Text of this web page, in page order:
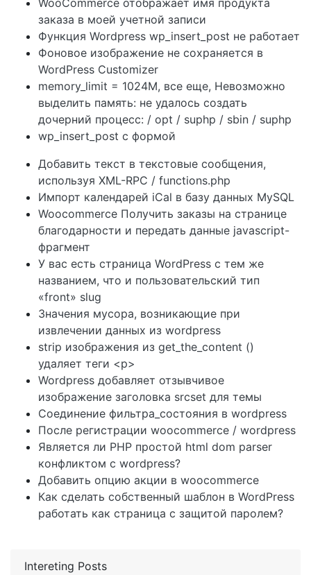
Intereting Posts
WooCommerce отображает имя продукта
заказа в моей учетной записи
Функция Wordpress wp_insert_post не работает
Фоновое изображение не сохраняется в
WordPress Customizer
memory_limit = 1024M, все еще, Невозможно
выделить память: не удалось создать
дочерний процесс: / opt / suphp / sbin / suphp
wp_insert_post с формой
Добавить текст в текстовые сообщения,
используя XML-RPC / functions.php
Импорт календарей iCal в базу данных MySQL
Woocommerce Получить заказы на странице
благодарности и передать данные javascript-
фрагмент
У вас есть страница WordPress с тем же
названием, что и пользовательский тип
«front» slug
Значения мусора, возникающие при
извлечении данных из wordpress
strip изображения из get_the_content ()
удаляет теги <p>
Wordpress добавляет отзывчивое
изображение заголовка srcset для темы
Соединение фильтра_состояния в wordpress
После регистрации woocommerce / wordpress
Является ли PHP простой html dom parser
конфликтом с wordpress?
Добавить опцию акции в woocommerce
Как сделать собственный шаблон в WordPress
работать как страница с защитой паролем?